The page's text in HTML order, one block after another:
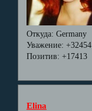
Откуда: Germany
Уважение: +32454
Позитив: +17413
Elina